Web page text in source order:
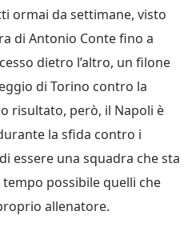
ormai da settimane, visto
di Antonio Conte fino a
dietro l’altro, un filone
di Torino contro la
risultato, però, il Napoli è
la sfida contro i
essere una squadra che sta
possibile quelli che
allenatore.